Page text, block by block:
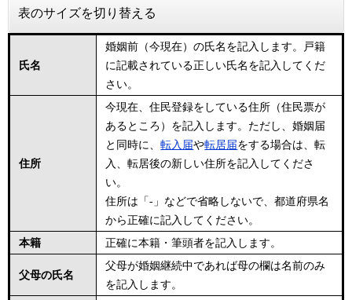
表のサイズを切り替える
氏名
婚姻前（今現在）の氏名を記入します。戸籍
に記載されている正しい氏名を記入してくだ
さい。
住所
今現在、住民登録をしている住所（住民票が
あるところ）を記入します。ただし、婚姻届
と同時に、転入届や転居届をする場合は、転
入、転居後の新しい住所を記入してくださ
い。
住所は「-」などで省略しないで、都道府県名
から正確に記入してください。
本籍
正確に本籍・筆頭者を記入します。
父母の氏名
父母が婚姻継続中であれば母の欄は名前のみ
を記入します。